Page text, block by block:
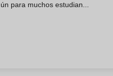
para muchos estudian...